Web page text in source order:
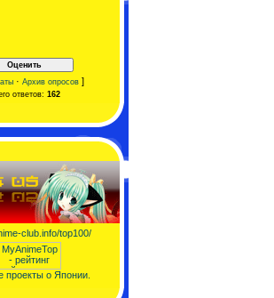
· Архив опросов]
ответов: 162